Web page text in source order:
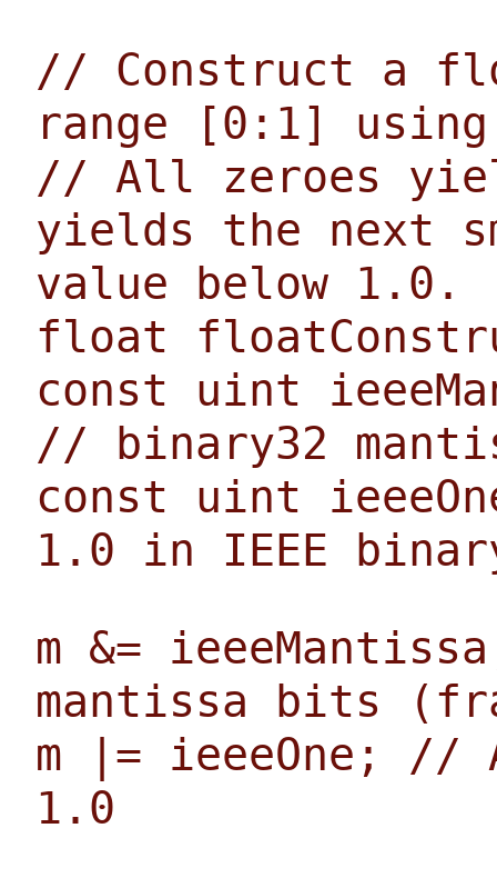
// Construct a
range [0:1]
// All zeroes
yields the next
value below 1.0.
float
const uint
// binary32
const uint
1.0 in IEEE
m &=
mantissa bits
m |= ieeeOne;
1.0